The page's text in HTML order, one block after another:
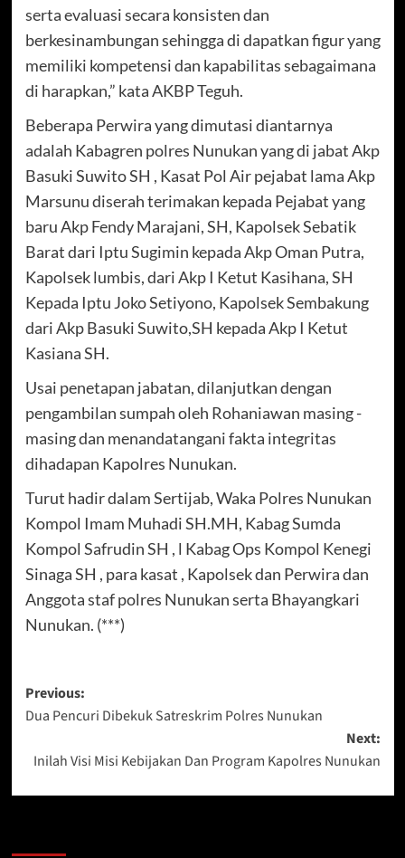
serta evaluasi secara konsisten dan
berkesinambungan sehingga di dapatkan figur yang
memiliki kompetensi dan kapabilitas sebagaimana
di harapkan,” kata AKBP Teguh.
Beberapa Perwira yang dimutasi diantarnya
adalah Kabagren polres Nunukan yang di jabat Akp
Basuki Suwito SH , Kasat Pol Air pejabat lama Akp
Marsunu diserah terimakan kepada Pejabat yang
baru Akp Fendy Marajani, SH, Kapolsek Sebatik
Barat dari Iptu Sugimin kepada Akp Oman Putra,
Kapolsek lumbis, dari Akp I Ketut Kasihana, SH
Kepada Iptu Joko Setiyono, Kapolsek Sembakung
dari Akp Basuki Suwito,SH kepada Akp I Ketut
Kasiana SH.
Usai penetapan jabatan, dilanjutkan dengan
pengambilan sumpah oleh Rohaniawan masing -
masing dan menandatangani fakta integritas
dihadapan Kapolres Nunukan.
Turut hadir dalam Sertijab, Waka Polres Nunukan
Kompol Imam Muhadi SH.MH, Kabag Sumda
Kompol Safrudin SH , l Kabag Ops Kompol Kenegi
Sinaga SH , para kasat , Kapolsek dan Perwira dan
Anggota staf polres Nunukan serta Bhayangkari
Nunukan. (***)
Post
navigation
Previous:
Dua Pencuri Dibekuk Satreskrim Polres Nunukan
Next:
Inilah Visi Misi Kebijakan Dan Program Kapolres Nunukan